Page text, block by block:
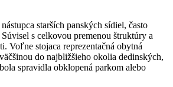
starších panských sídiel, často
s celkovou premenou štruktúry a
Voľne stojaca reprezentačná obytná
do najbližšieho okolia dedinských,
spravidla obklopená parkom alebo